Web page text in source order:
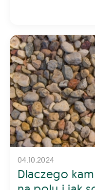
04.10.2024
Dlaczego